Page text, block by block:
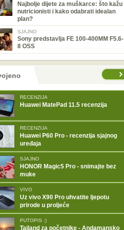
Najbolje dijete za muškarce: što kažu
nutricionisti i kako odabrati idealan
plan?
SJAJNO
Sony predstavlja FE 100-400MM F5.6-
8 OSS
RECENZIJA
Huawei MatePad 11.5 recenzija
RECENZIJA
Huawei P60 Pro - recenzija sjajnog
uređaja
SJAJNO
HONOR Magic5 Pro - snimajte bez
muke
VIVO
Uz vivo X90 Pro uhvatite ljepotu
prirode u proljeće
PUTOPIS :)
Tajland za početnike - Andamansko